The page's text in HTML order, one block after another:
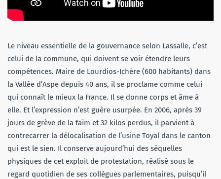
Le niveau essentielle de la gouvernance selon Lassalle, c’est
celui de la commune, qui doivent se voir étendre leurs
compétences. Maire de Lourdios-Ichère (600 habitants) dans
la Vallée d’Aspe depuis 40 ans, il se proclame comme celui
qui connaît le mieux la France. Il se donne corps et âme à
elle. Et l’expression n’est guère usurpée. En 2006, après 39
jours de grève de la faim et 32 kilos perdus, il parvient à
contrecarrer la délocalisation de l’usine Toyal dans le canton
qui est le sien. Il conserve aujourd’hui des séquelles
physiques de cet exploit de protestation, réalisé sous le
regard quotidien de ses collègues parlementaires, puisqu’il